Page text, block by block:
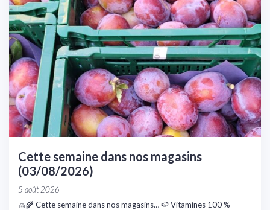
Cette semaine dans nos magasins
(03/08/2026)
5 août 2026
🧺🌾 Cette semaine dans nos magasins… 🍉 Vitamines 100 %